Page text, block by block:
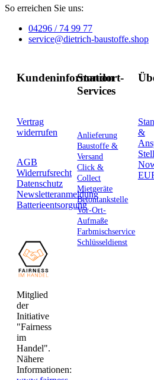
So erreichen Sie uns:
04296 / 74 99 77
service@dietrich-baustoffe.shop
Kundeninformation
Vertrag
widerrufen
AGB
Widerrufsrecht
Datenschutz
Newsletteranmeldung
Batterieentsorgung
Mitglied
der
Initiative
"Fairness
im
Handel".
Nähere
Informationen:
Standort-
Services
Anlieferung
Baustoffe &
Versand
Click &
Collect
Mietgeräte
Betontankstelle
Vor-Ort-
Aufmaße
Farbmischservice
Schlüsseldienst
&